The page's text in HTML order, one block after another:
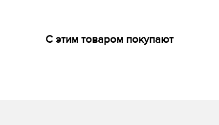
С этим товаром покупают